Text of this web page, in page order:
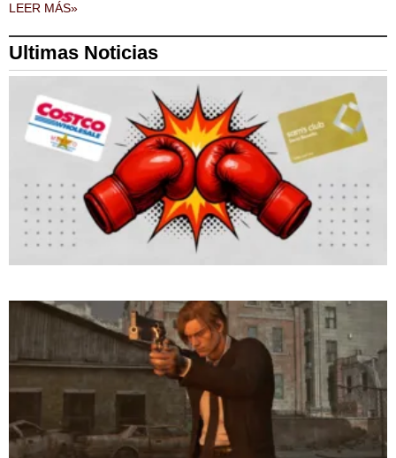
LEER MÁS»
Ultimas Noticias